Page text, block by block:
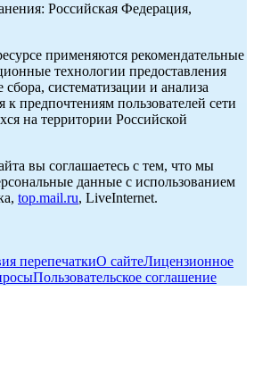
Российская Федерация,
применяются рекомендательные
технологии предоставления
систематизации и анализа
к предпочтениям пользователей сети
на территории Российской
вы соглашаетесь с тем, что мы
данные с использованием
top.mail.ru, LiveInternet.
перепечаткиО сайтеЛицензионное
Пользовательское соглашение